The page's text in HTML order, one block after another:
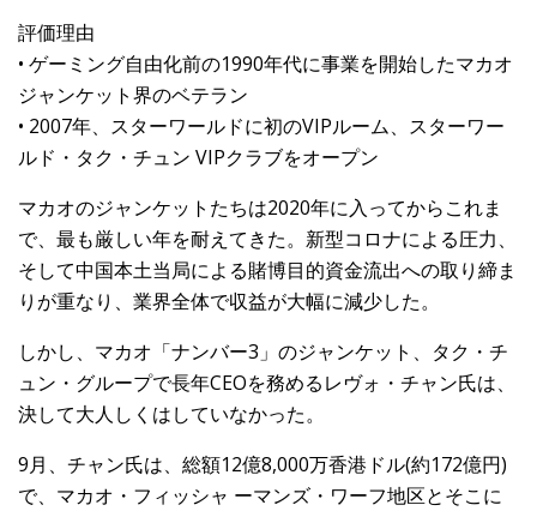
評価理由
• ゲーミング自由化前の1990年代に事業を開始したマカオ
ジャンケット界のベテラン
• 2007年、スターワールドに初のVIPルーム、スターワー
ルド・タク・チュン VIPクラブをオープン
マカオのジャンケットたちは2020年に入ってからこれま
で、最も厳しい年を耐えてきた。新型コロナによる圧力、
そして中国本土当局による賭博目的資金流出への取り締ま
りが重なり、業界全体で収益が大幅に減少した。
しかし、マカオ「ナンバー3」のジャンケット、タク・チ
ュン・グループで長年CEOを務めるレヴォ・チャン氏は、
決して大人しくはしていなかった。
9月、チャン氏は、総額12億8,000万香港ドル(約172億円)
で、マカオ・フィッシャ ーマンズ・ワーフ地区とそこに